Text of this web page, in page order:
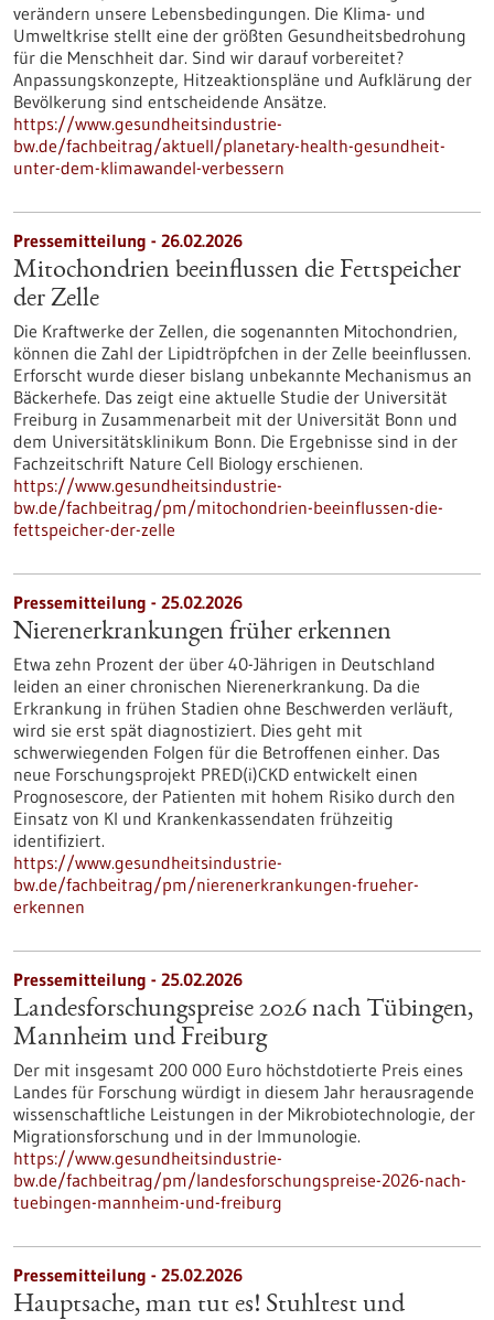
verändern unsere Lebensbedingungen. Die Klima- und
Umweltkrise stellt eine der größten Gesundheitsbedrohung
für die Menschheit dar. Sind wir darauf vorbereitet?
Anpassungskonzepte, Hitzeaktionspläne und Aufklärung der
Bevölkerung sind entscheidende Ansätze.
https://www.gesundheitsindustrie-
bw.de/fachbeitrag/aktuell/planetary-health-gesundheit-
unter-dem-klimawandel-verbessern
Pressemitteilung - 26.02.2026
Mitochondrien beeinflussen die Fettspeicher
der Zelle
Die Kraftwerke der Zellen, die sogenannten Mitochondrien,
können die Zahl der Lipidtröpfchen in der Zelle beeinflussen.
Erforscht wurde dieser bislang unbekannte Mechanismus an
Bäckerhefe. Das zeigt eine aktuelle Studie der Universität
Freiburg in Zusammenarbeit mit der Universität Bonn und
dem Universitätsklinikum Bonn. Die Ergebnisse sind in der
Fachzeitschrift Nature Cell Biology erschienen.
https://www.gesundheitsindustrie-
bw.de/fachbeitrag/pm/mitochondrien-beeinflussen-die-
fettspeicher-der-zelle
Pressemitteilung - 25.02.2026
Nierenerkrankungen früher erkennen
Etwa zehn Prozent der über 40-Jährigen in Deutschland
leiden an einer chronischen Nierenerkrankung. Da die
Erkrankung in frühen Stadien ohne Beschwerden verläuft,
wird sie erst spät diagnostiziert. Dies geht mit
schwerwiegenden Folgen für die Betroffenen einher. Das
neue Forschungsprojekt PRED(i)CKD entwickelt einen
Prognosescore, der Patienten mit hohem Risiko durch den
Einsatz von KI und Krankenkassendaten frühzeitig
identifiziert.
https://www.gesundheitsindustrie-
bw.de/fachbeitrag/pm/nierenerkrankungen-frueher-
erkennen
Pressemitteilung - 25.02.2026
Landesforschungspreise 2026 nach Tübingen,
Mannheim und Freiburg
Der mit insgesamt 200 000 Euro höchstdotierte Preis eines
Landes für Forschung würdigt in diesem Jahr herausragende
wissenschaftliche Leistungen in der Mikrobiotechnologie, der
Migrationsforschung und in der Immunologie.
https://www.gesundheitsindustrie-
bw.de/fachbeitrag/pm/landesforschungspreise-2026-nach-
tuebingen-mannheim-und-freiburg
Pressemitteilung - 25.02.2026
Hauptsache, man tut es! Stuhltest und